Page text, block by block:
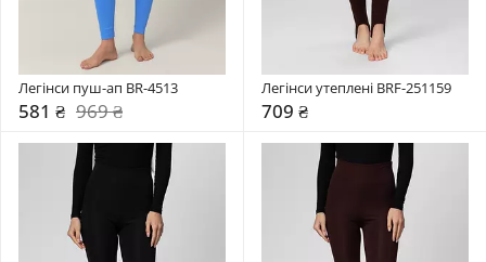
Легінси пуш-ап BR-4513
581 ₴ 969 ₴
Легінси утеплені BRF-251159
709 ₴